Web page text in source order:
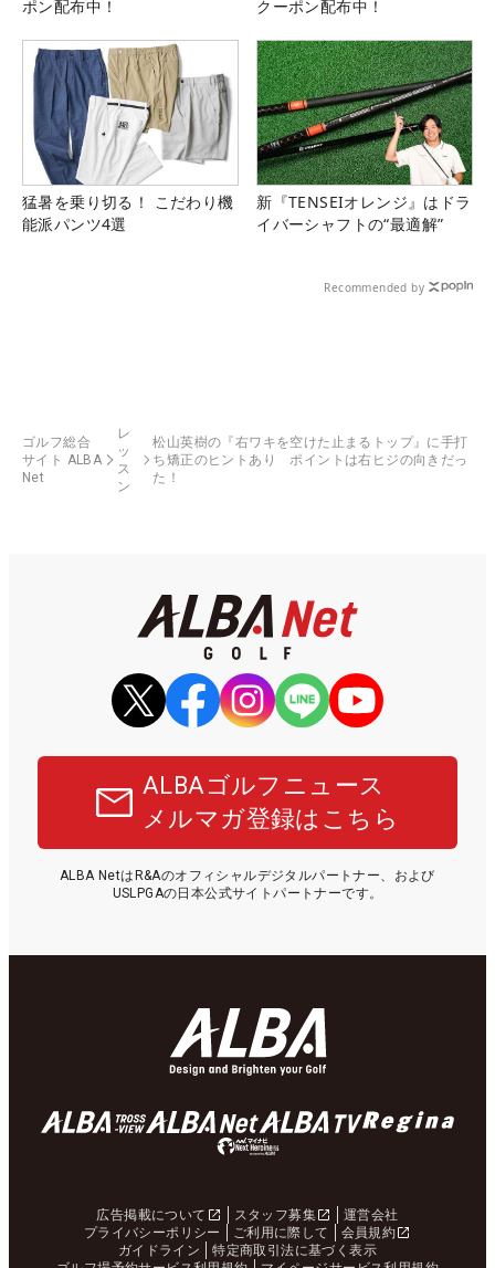
ポン配布中！
クーポン配布中！
猛暑を乗り切る！ こだわり機
能派パンツ4選
新『TENSEIオレンジ』はドラ
イバーシャフトの“最適解”
Recommended by
ゴルフ総合
サイト ALBA
Net
レ
ッ
ス
ン
松山英樹の『右ワキを空けた止まるトップ』に手打
ち矯正のヒントあり ポイントは右ヒジの向きだっ
た！
ALBAゴルフニュース
メルマガ登録はこちら
ALBA NetはR&Aのオフィシャルデジタルパートナー、および
USLPGAの日本公式サイトパートナーです。
広告掲載について スタッフ募集
運営会社
プライバシーポリシー
ご利用に際して
会員規約
ガイドライン
特定商取引法に基づく表示